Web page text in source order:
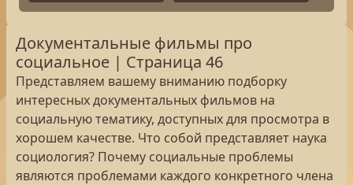
Документальные фильмы про
социальное | Страница 46
Представляем вашему вниманию подборку
интересных документальных фильмов на
социальную тематику, доступных для просмотра в
хорошем качестве. Что собой представляет наука
социология? Почему социальные проблемы
являются проблемами каждого конкретного члена